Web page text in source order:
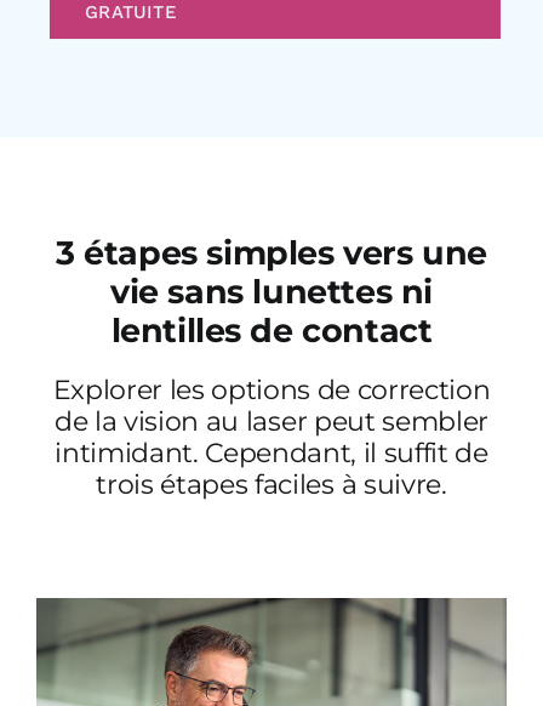
GRATUITE
3 étapes simples vers une
vie sans lunettes ni
lentilles de contact
Explorer les options de correction
de la vision au laser peut sembler
intimidant. Cependant, il suffit de
trois étapes faciles à suivre.